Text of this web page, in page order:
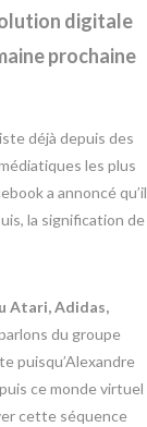
digitale
prochaine
déjà depuis des
les plus
a annoncé qu’il
la signification de
Atari, Adidas,
du groupe
puisqu’Alexandre
ce monde virtuel
cette séquence